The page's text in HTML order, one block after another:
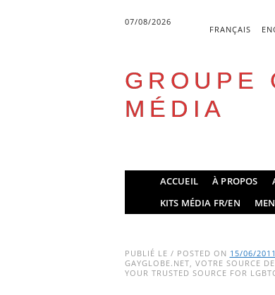
07/08/2026
FRANÇAIS
GROUPE
MÉDIA
Main menu
ACCUEIL À PROPOS
KITS MÉDIA FR/EN
PUBLIÉ LE / POSTED ON 15/06/2011
GAYGLOBE.NET, VOTRE SOURCE
YOUR TRUSTED SOURCE FOR